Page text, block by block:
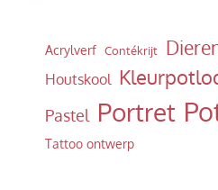
Acrylverf Contékrijt
Houtskool
Pastel Portret
Tattoo ontwerp